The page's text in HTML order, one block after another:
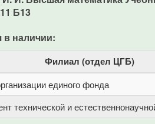
Б13
в наличии:
Филиал (отдел ЦГБ)
единого фонда
технической и